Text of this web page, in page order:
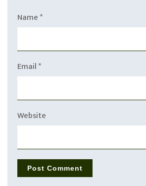
Name*
Email*
Website